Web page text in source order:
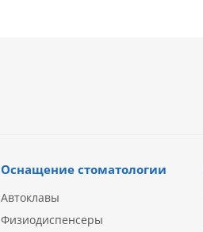
Оснащение стоматологии
Автоклавы
Физиодиспенсеры